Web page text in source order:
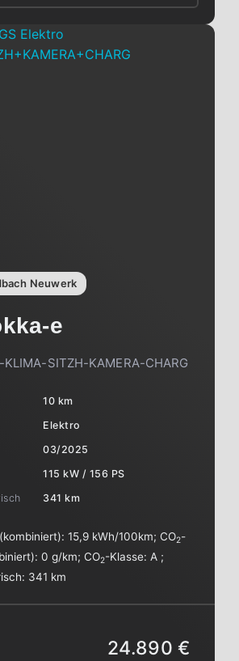
Neuwerk
e
SITZH-KAMERA-CHARG
10 km
Elektro
03/2025
115 kW / 156 PS
341 km
15,9 kWh/100km;CO2-
0 g/km;CO2-Klasse: A ;
341 km
24.890 €